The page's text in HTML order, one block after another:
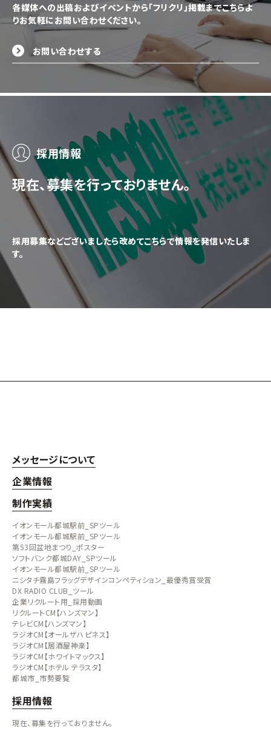
各媒体への出稿およびイベントから「フリクリ」掲載までこちらよ
りお気軽にお問い合わせください。
お問い合わせする
採用情報
現在、募集を行っておりません。
採用募集などございましたら改めてこちらで情報を発信いたしま
す。
メッセージについて
企業情報
制作実績
イオンモール都城駅前_SPツール
イオンモール都城駅前_SPツール
第53回盆地まつり_ポスター
ソフトバンク都城DAY_SPツール
イオンモール都城駅前_SPツール
ニシタチ霧島フラッグデザインコンペティション_最優秀賞受賞
DX RADIO CLUB_ツール
企業リクルート用_採用動画
リクルートCM【ハンズマン】
テレビCM【ハンズマン】
ラジオCM【オールザハピネス】
ラジオCM【居酒屋神楽】
ラジオCM【ホワイトマックス】
ラジオCM【ホテル テラスタ】
都城市_市勢要覧
採用情報
現在、募集を行っておりません。